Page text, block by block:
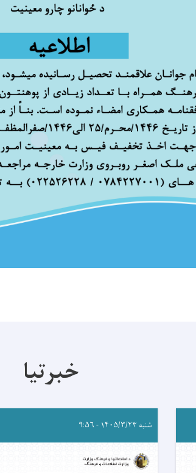
خبرتیا
شنبه ۱۴۰۵/۳/۲۳ - ۹:۵۶